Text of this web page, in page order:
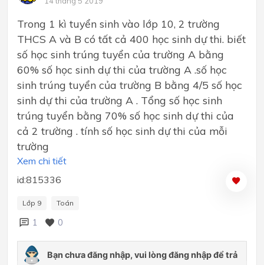
Trong 1 kì tuyển sinh vào lớp 10, 2 trường
THCS A và B có tất cả 400 học sinh dự thi. biết
số học sinh trúng tuyển của trường A bằng
60% số học sinh dự thi của trường A .số học
sinh trúng tuyển của trường B bằng 4/5 số học
sinh dự thi của trường A . Tổng số học sinh
trúng tuyển bằng 70% số học sinh dự thi của
cả 2 trường . tính số học sinh dự thi của mỗi
trường
Xem chi tiết
id:815336
Lớp 9 Toán
1 0